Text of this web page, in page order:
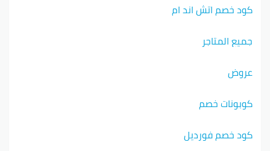
كود خصم اتش اند ام
جميع المتاجر
عروض
كوبونات خصم
كود خصم فورديل